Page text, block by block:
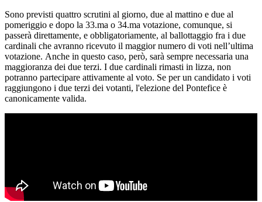
Sono previsti quattro scrutini al giorno, due al mattino e due al
pomeriggio e dopo la 33.ma o 34.ma votazione, comunque, si
passerà direttamente, e obbligatoriamente, al ballottaggio fra i due
cardinali che avranno ricevuto il maggior numero di voti nell’ultima
votazione. Anche in questo caso, però, sarà sempre necessaria una
maggioranza dei due terzi. I due cardinali rimasti in lizza, non
potranno partecipare attivamente al voto. Se per un candidato i voti
raggiungono i due terzi dei votanti, l'elezione del Pontefice è
canonicamente valida.